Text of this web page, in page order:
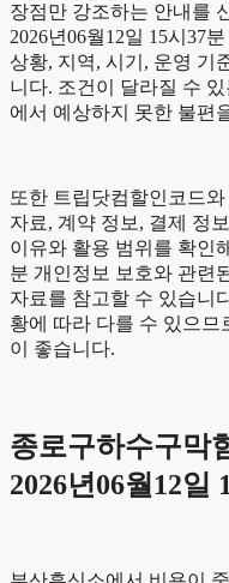
장점만 강조하는 안내를
2026년06월12일 15시37
상황, 지역, 시기, 운영 기
니다. 조건이 달라질 수
에서 예상하지 못한 불편
또한 트립닷컴할인코드
자료, 계약 정보, 결제 정
이유와 활용 범위를 확인
분 개인정보 보호와 관련
자료를 참고할 수 있습니
황에 따라 다를 수 있으므
이 좋습니다.
종로구하수구막
2026년06월12일